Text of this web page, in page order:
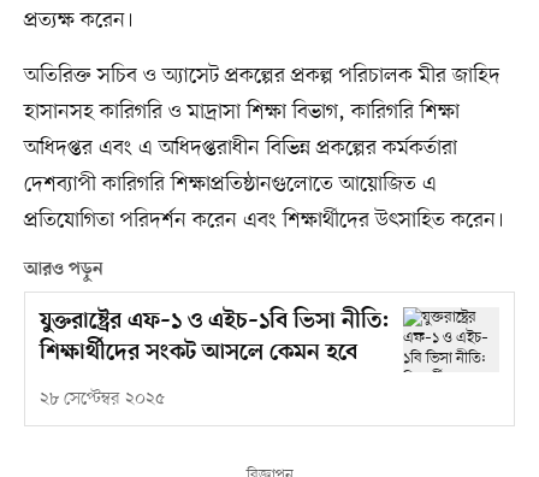
প্রত্যক্ষ করেন।
অতিরিক্ত সচিব ও অ্যাসেট প্রকল্পের প্রকল্প পরিচালক মীর জাহিদ
হাসানসহ কারিগরি ও মাদ্রাসা শিক্ষা বিভাগ, কারিগরি শিক্ষা
অধিদপ্তর এবং এ অধিদপ্তরাধীন বিভিন্ন প্রকল্পের কর্মকর্তারা
দেশব্যাপী কারিগরি শিক্ষাপ্রতিষ্ঠানগুলোতে আয়োজিত এ
প্রতিযোগিতা পরিদর্শন করেন এবং শিক্ষার্থীদের উৎসাহিত করেন।
আরও পড়ুন
যুক্তরাষ্ট্রের এফ–১ ও এইচ–১বি ভিসা নীতি:
শিক্ষার্থীদের সংকট আসলে কেমন হবে
২৮ সেপ্টেম্বর ২০২৫